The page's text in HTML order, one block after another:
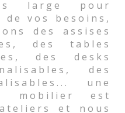
large pour
vos besoins,
des assises
des tables
des desks
des
une
mobilier est
et nous